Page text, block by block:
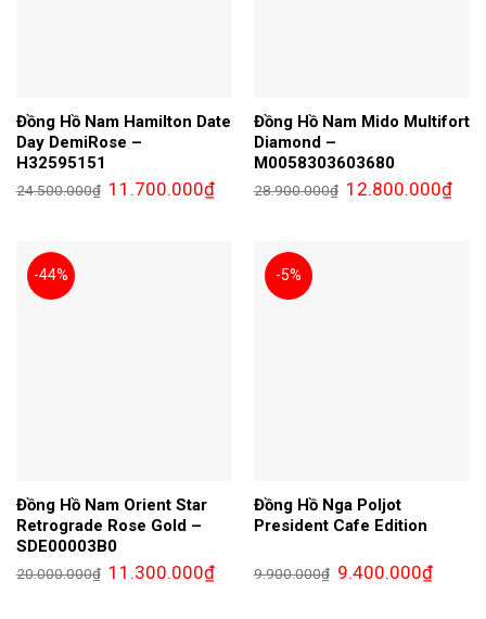
Đồng Hồ Nam Hamilton Date
Day DemiRose –
H32595151
24.500.000₫ Giá
gốc
11.700.000₫Giá
hiện
Đồng Hồ Nam Mido Multifort
Diamond –
M0058303603680
28.900.000₫ Giá
gốc
12.800.000₫Giá
hiện
-44%
Đồng Hồ Nam Orient Star
Retrograde Rose Gold –
SDE00003B0
20.000.000₫ Giá
gốc
11.300.000₫Giá
hiện
-5%
Đồng Hồ Nga Poljot
President Cafe Edition
9.900.000₫ Giá
gốc
9.400.000₫Giá
hiện